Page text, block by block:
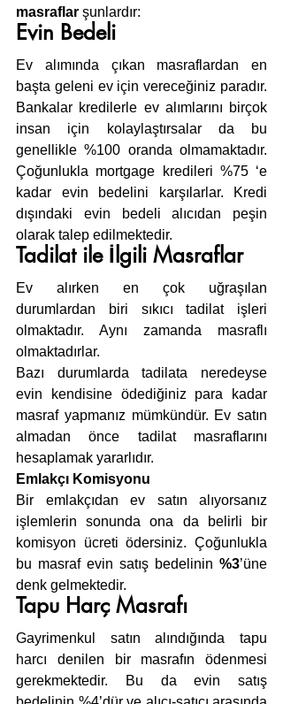
masraflar şunlardır:
Evin Bedeli
Ev alımında çıkan masraflardan en
başta geleni ev için vereceğiniz paradır.
Bankalar kredilerle ev alımlarını birçok
insan için kolaylaştırsalar da bu
genellikle %100 oranda olmamaktadır.
Çoğunlukla mortgage kredileri %75 ‘e
kadar evin bedelini karşılarlar. Kredi
dışındaki evin bedeli alıcıdan peşin
olarak talep edilmektedir.
Tadilat ile İlgili Masraflar
Ev alırken en çok uğraşılan
durumlardan biri sıkıcı tadilat işleri
olmaktadır. Aynı zamanda masraflı
olmaktadırlar.
Bazı durumlarda tadilata neredeyse
evin kendisine ödediğiniz para kadar
masraf yapmanız mümkündür. Ev satın
almadan önce tadilat masraflarını
hesaplamak yararlıdır.
Emlakçı Komisyonu
Bir emlakçıdan ev satın alıyorsanız
işlemlerin sonunda ona da belirli bir
komisyon ücreti ödersiniz. Çoğunlukla
bu masraf evin satış bedelinin %3’üne
denk gelmektedir.
Tapu Harç Masrafı
Gayrimenkul satın alındığında tapu
harcı denilen bir masrafın ödenmesi
gerekmektedir. Bu da evin satış